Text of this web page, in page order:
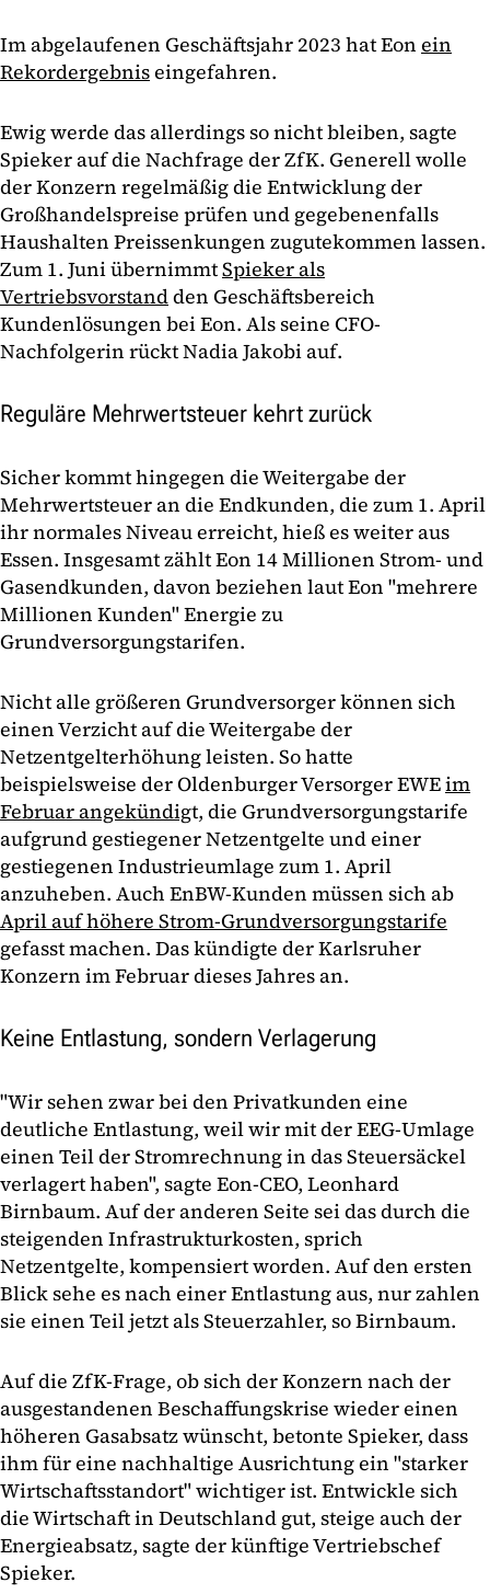
Im abgelaufenen Geschäftsjahr 2023 hat Eon ein
Rekordergebniseingefahren.
Ewig werde das allerdings so nicht bleiben, sagte
Spieker auf die Nachfrage der ZfK. Generell wolle
der Konzern regelmäßig die Entwicklung der
Großhandelspreise prüfen und gegebenenfalls
Haushalten Preissenkungen zugutekommen lassen.
Zum 1. Juni übernimmtSpieker als
Vertriebsvorstandden Geschäftsbereich
Kundenlösungen bei Eon. Als seine CFO-
Nachfolgerin rückt Nadia Jakobi auf.
Reguläre Mehrwertsteuer kehrt zurück
Sicher kommt hingegen die Weitergabe der
Mehrwertsteuer an die Endkunden, die zum 1. April
ihr normales Niveau erreicht, hieß es weiter aus
Essen. Insgesamt zählt Eon 14 Millionen Strom- und
Gasendkunden, davon beziehen laut Eon "mehrere
Millionen Kunden" Energie zu
Grundversorgungstarifen.
Nicht alle größeren Grundversorger können sich
einen Verzicht auf die Weitergabe der
Netzentgelterhöhung leisten. So hatte
beispielsweise der Oldenburger Versorger EWEim
Februar angekündigt, die Grundversorgungstarife
aufgrund gestiegener Netzentgelte und einer
gestiegenen Industrieumlage zum 1. April
anzuheben. Auch EnBW-Kunden müssen sich ab
April auf höhere Strom-Grundversorgungstarife
gefasst machen. Das kündigte der Karlsruher
Konzern im Februar dieses Jahres an.
Keine Entlastung, sondern Verlagerung
"Wir sehen zwar bei den Privatkunden eine
deutliche Entlastung, weil wir mit der EEG-Umlage
einen Teil der Stromrechnung in das Steuersäckel
verlagert haben", sagte Eon-CEO, Leonhard
Birnbaum. Auf der anderen Seite sei das durch die
steigenden Infrastrukturkosten, sprich
Netzentgelte, kompensiert worden. Auf den ersten
Blick sehe es nach einer Entlastung aus, nur zahlen
sie einen Teil jetzt als Steuerzahler, so Birnbaum.
Auf die ZfK-Frage, ob sich der Konzern nach der
ausgestandenen Beschaffungskrise wieder einen
höheren Gasabsatz wünscht, betonte Spieker, dass
ihm für eine nachhaltige Ausrichtung ein "starker
Wirtschaftsstandort" wichtiger ist. Entwickle sich
die Wirtschaft in Deutschland gut, steige auch der
Energieabsatz, sagte der künftige Vertriebschef
Spieker.